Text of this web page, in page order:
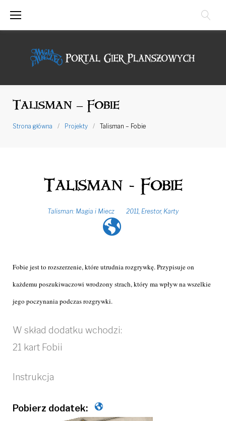
Talisman – Fobie
Strona główna / Projekty / Talisman – Fobie
Talisman - Fobie
Talisman: Magia i Miecz 2011, Erestor, Karty
Fobie jest to rozszerzenie, które utrudnia rozgrywkę. Przypisuje on
każdemu poszukiwaczowi wrodzony strach, który ma wpływ na wszelkie
jego poczynania podczas rozgrywki.
W skład dodatku wchodzi:
21 kart Fobii
Instrukcja